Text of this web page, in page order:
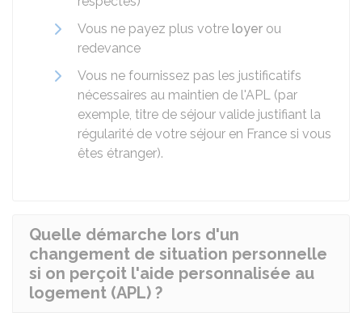
Vous ne payez plus votre loyer ou
redevance
Vous ne fournissez pas les justificatifs
nécessaires au maintien de l'APL (par
exemple, titre de séjour valide justifiant la
régularité de votre séjour en France si vous
êtes étranger).
Quelle démarche lors d'un
changement de situation personnelle
si on perçoit l'aide personnalisée au
logement (APL) ?